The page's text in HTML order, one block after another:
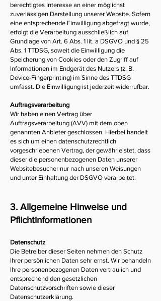
berechtigtes Interesse an einer möglichst
zuverlässigen Darstellung unserer Website. Sofern
eine entsprechende Einwilligung abgefragt wurde,
erfolgt die Verarbeitung ausschließlich auf
Grundlage von Art. 6 Abs. 1 lit. a DSGVO und § 25
Abs. 1 TTDSG, soweit die Einwilligung die
Speicherung von Cookies oder den Zugriff auf
Informationen im Endgerät des Nutzers (z. B.
Device-Fingerprinting) im Sinne des TTDSG
umfasst. Die Einwilligung ist jederzeit widerrufbar.
Auftragsverarbeitung
Wir haben einen Vertrag über
Auftragsverarbeitung (AVV) mit dem oben
genannten Anbieter geschlossen. Hierbei handelt
es sich um einen datenschutzrechtlich
vorgeschriebenen Vertrag, der gewährleistet, dass
dieser die personenbezogenen Daten unserer
Websitebesucher nur nach unseren Weisungen
und unter Einhaltung der DSGVO verarbeitet.
3. Allgemeine Hinweise und
Pflichtinformationen
Datenschutz
Die Betreiber dieser Seiten nehmen den Schutz
Ihrer persönlichen Daten sehr ernst. Wir behandeln
Ihre personenbezogenen Daten vertraulich und
entsprechend den gesetzlichen
Datenschutzvorschriften sowie dieser
Datenschutzerklärung.